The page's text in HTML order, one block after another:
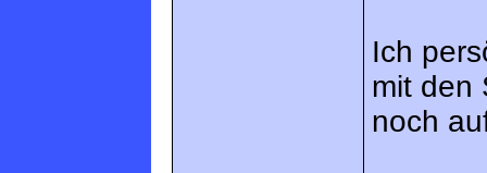
Ich
mit den
noch